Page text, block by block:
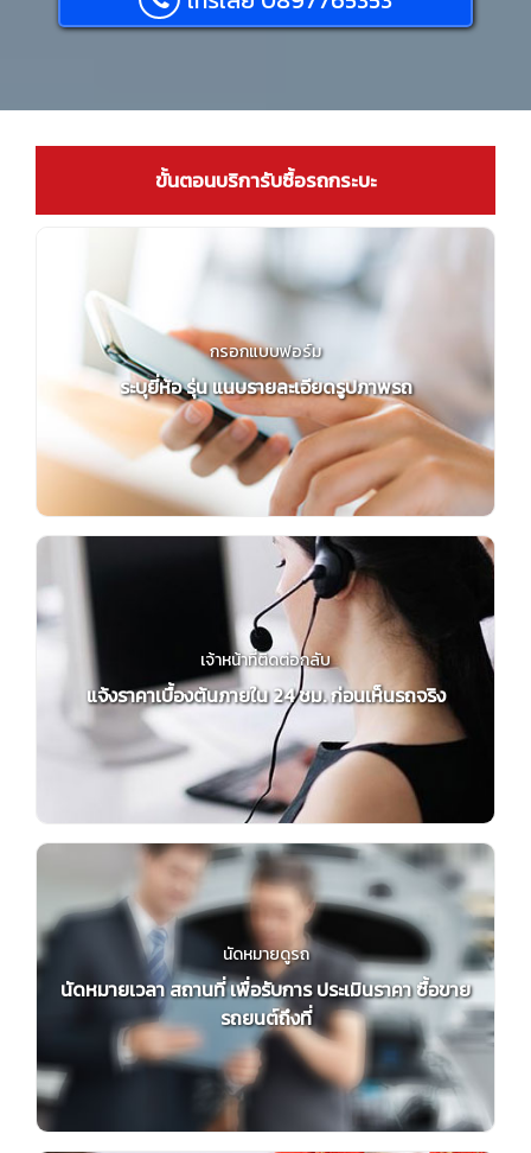
ขั้นตอนบริการับซื้อรถกระบะ
กรอกแบบฟอร์ม
ระบุยี่ห้อ รุ่น แนบรายละเอียดรูปภาพรถ
เจ้าหน้าที่ติดต่อกลับ
แจ้งราคาเบื้องต้นภายใน 24 ชม. ก่อนเห็นรถจริง
นัดหมายดูรถ
นัดหมายเวลา สถานที่ เพื่อรับการ ประเมินราคา ซื้อขาย
รถยนต์ถึงที่